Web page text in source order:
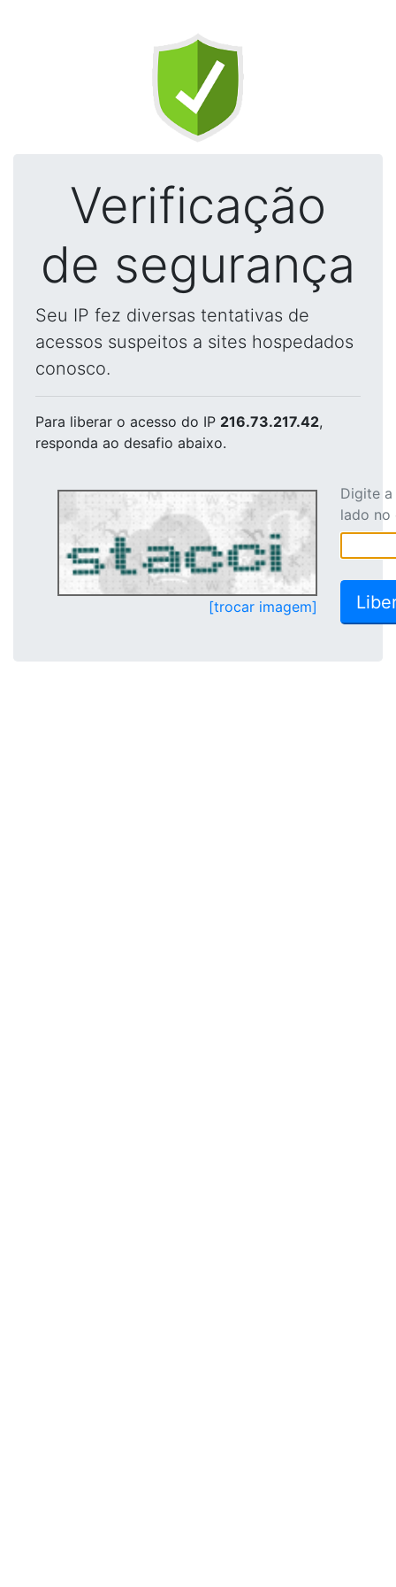
Verificação
de segurança
Seu IP fez diversas tentativas de
acessos suspeitos a sites hospedados
conosco.
Para liberar o acesso do IP 216.73.217.42,
responda ao desafio abaixo.
[trocar imagem]
Digite
lado no